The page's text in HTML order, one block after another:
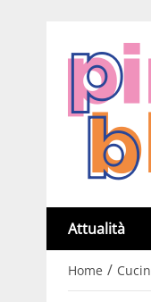
Attualità
Home /